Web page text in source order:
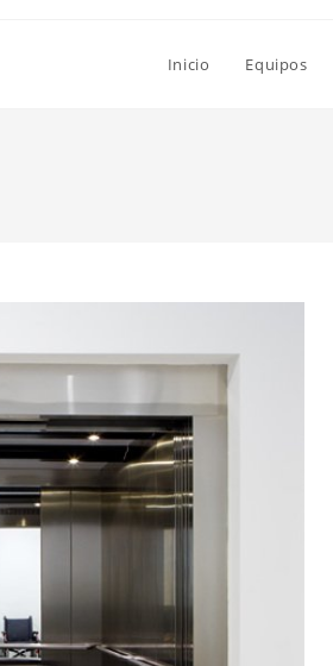
Inicio Equipos